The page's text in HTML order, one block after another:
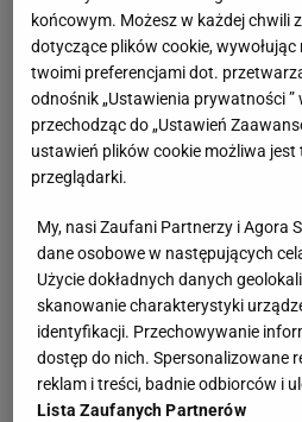
tym filmie nagrodę za najlepszą
Festiwalu Polskich Filmów
Srebrnego Hugo
Zjednoczonych.
Grażyna Szapołowska -
Lata dziewięćdziesiąte były dla
pasmem sukcesów i ról w
produkcjach. Wystąpiła m.in. w
Leszka Wosiewicza, "Brat
wcieliła się w niezapomnianą
"Pana Tadeusza" reżyserowanej
Grażyna Szapołowska jest
końcowym. Możesz w każdej chwili
dotyczące plików cookie,
twoimi preferencjami dot.
odnośnik „Ustawienia prywatności ”
przechodząc do „Ustawień
ustawień plików cookie możliwa
przeglądarki.
My, nasi Zaufani Partnerzy i Agora
dane osobowe w następujących
Użycie dokładnych danych
skanowanie charakterystyki
identyfikacji. Przechowywanie
dostęp do nich. Spersonalizowane
reklam i treści, badnie odbiorców i
Lista Zaufanych Partnerów